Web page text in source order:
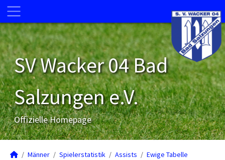
SV Wacker 04 Bad
Salzungen e.V.
Offizielle Homepage
Männer Spielerstatistik Assists
Ewige Tabelle